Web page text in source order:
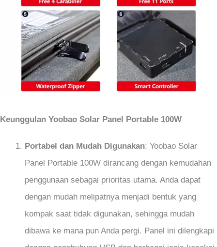
Keunggulan Yoobao Solar Panel Portable 100W
Portabel dan Mudah Digunakan: Yoobao Solar
Panel Portable 100W dirancang dengan kemudahan
penggunaan sebagai prioritas utama. Anda dapat
dengan mudah melipatnya menjadi bentuk yang
kompak saat tidak digunakan, sehingga mudah
dibawa ke mana pun Anda pergi. Panel ini dilengkapi